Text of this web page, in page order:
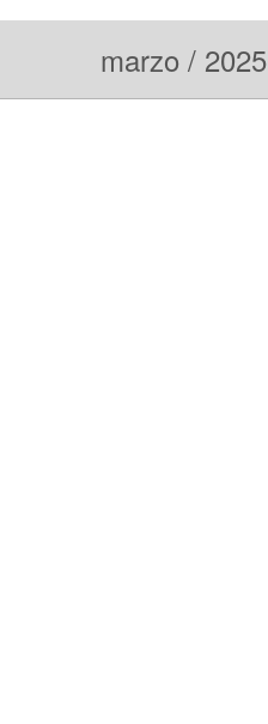
marzo / 2025